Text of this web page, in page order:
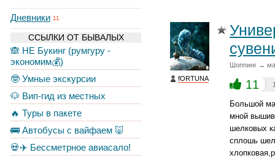
Дневники 11
ССЫЛКИ ОТ БЫВАЛЫХ
🙈 НЕ Букинг (румгуру -
экономим💰)
🤓 Умные экскурсии
🐶 Вип-гид из местных
🔥 Туры в пакете
🚌 Автобусы с вайфаем 🐷
💀✈️ Бессметрное авиасало!
fORTUNA
Шоппинг →
11
Большой
мной
шелковых
сплошь